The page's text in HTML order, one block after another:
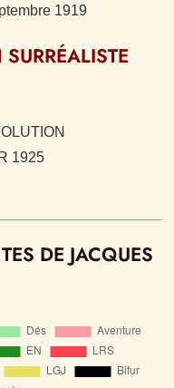
1919
1925
DE JACQUES